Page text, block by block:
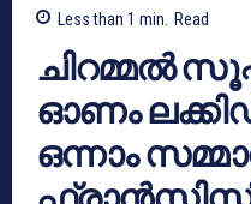
Less than 1 min. Read
ചിറമ്മല്‍
ഓണം
ഒന്നാം